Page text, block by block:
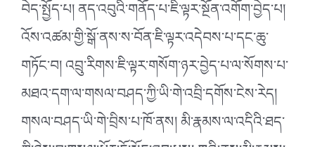
བེད་སྤྱོད་པ། ནད་འབུའི་གནོད་པ་ཇི་ལྟར་སྔོན་འགོག་བྱེད་པ།
འོས་འཚམ་གྱི་སྒོ་ནས་ས་བོན་ཇི་ལྟར་འདེབས་པ་དང་ཆུ་
གཏོང་བ། འབྲུ་རིགས་ཇི་ལྟར་གསོག་ཉར་བྱེད་པ་ལ་སོགས་པ་
མཐའ་དག་ལ་གསལ་བཤད་ཀྱི་ཡི་གེ་འབྲི་དགོས་ངེས་རེད།
གསལ་བཤད་ཡི་གེ་བྲིས་པ་ཁོ་ནས། མི་རྣམས་ལ་འདིའི་ཐད་